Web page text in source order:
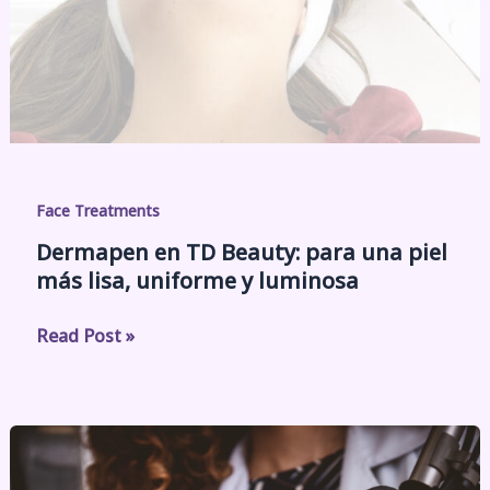
Face Treatments
Dermapen en TD Beauty: para una piel
más lisa, uniforme y luminosa
Read Post »
Recovery
Laser